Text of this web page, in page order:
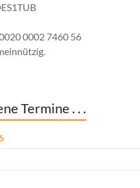
0002 7460 56
Termine . . .